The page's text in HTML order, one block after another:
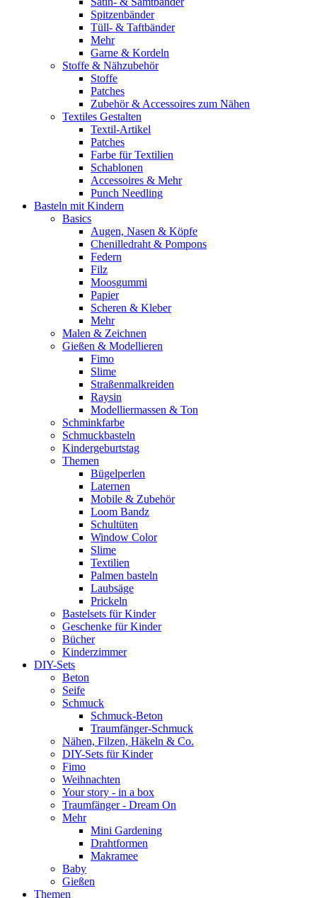
Spitzenbänder
Tüll- & Taftbänder
Mehr
Garne & Kordeln
Stoffe & Nähzubehör
Stoffe
Patches
Zubehör & Accessoires zum Nähen
Textiles Gestalten
Textil-Artikel
Patches
Farbe für Textilien
Schablonen
Accessoires & Mehr
Punch Needling
Basteln mit Kindern
Basics
Augen, Nasen & Köpfe
Chenilledraht & Pompons
Federn
Filz
Moosgummi
Papier
Scheren & Kleber
Mehr
Malen & Zeichnen
Gießen & Modellieren
Fimo
Slime
Straßenmalkreiden
Raysin
Modelliermassen & Ton
Schminkfarbe
Schmuckbasteln
Kindergeburtstag
Themen
Bügelperlen
Laternen
Mobile & Zubehör
Loom Bandz
Schultüten
Window Color
Slime
Textilien
Palmen basteln
Laubsäge
Prickeln
Bastelsets für Kinder
Geschenke für Kinder
Bücher
Kinderzimmer
DIY-Sets
Beton
Seife
Schmuck
Schmuck-Beton
Traumfänger-Schmuck
Nähen, Filzen, Häkeln & Co.
DIY-Sets für Kinder
Fimo
Weihnachten
Your story - in a box
Traumfänger - Dream On
Mehr
Mini Gardening
Drahtformen
Makramee
Baby
Gießen
Themen